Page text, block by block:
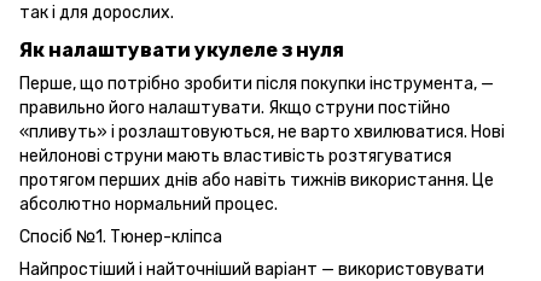
так і для дорослих.
Як налаштувати укулеле з нуля
Перше, що потрібно зробити після покупки інструмента, —
правильно його налаштувати. Якщо струни постійно
«пливуть» і розлаштовуються, не варто хвилюватися. Нові
нейлонові струни мають властивість розтягуватися
протягом перших днів або навіть тижнів використання. Це
абсолютно нормальний процес.
Спосіб №1. Тюнер-кліпса
Найпростіший і найточніший варіант — використовувати